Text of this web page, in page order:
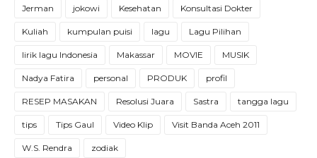
Jerman jokowi Kesehatan Konsultasi Dokter
Kuliah kumpulan puisi lagu Lagu Pilihan
lirik lagu Indonesia Makassar MOVIE MUSIK
Nadya Fatira personal PRODUK profil
RESEP MASAKAN Resolusi Juara Sastra tangga lagu
tips Tips Gaul Video Klip Visit Banda Aceh 2011
W.S. Rendra zodiak